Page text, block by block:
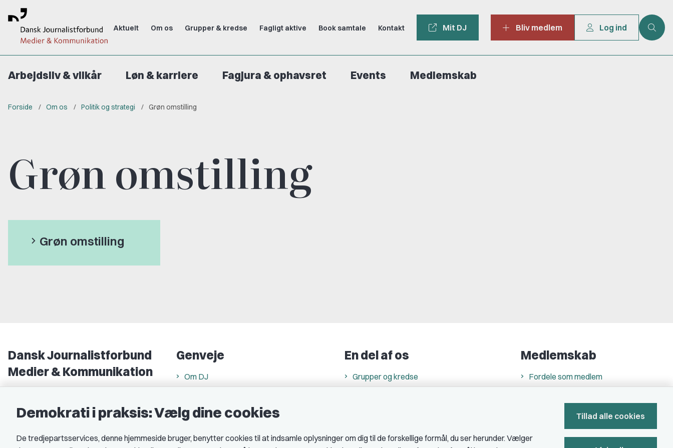
Aktuelt Om os Grupper & kredse Fagligt aktive Book samtale Kontakt Mit DJ Bliv medlem Log ind
Arbejdsliv & vilkår Løn & karriere Fagjura & ophavsret Events Medlemskab
Forside Om os Politik og strategi Grøn omstilling
Grøn omstilling
Grøn omstilling
Dansk Journalistforbund
Medier & Kommunikation
EAN nr.: 5790002490071
Genveje
Om DJ
Find freelancer
Rettighedsmidler hos DJ
En del af os
Grupper og kredse
Medlemskab
Fordele som medlem
Demokrati i praksis: Vælg dine cookies
De tredjepartsservices, denne hjemmeside bruger, benytter cookies til at indsamle oplysninger om dig til de forskellige formål, du ser herunder. Vælger
Tillad alle cookies